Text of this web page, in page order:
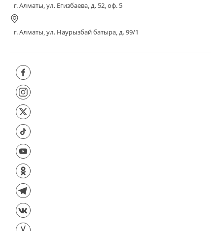
г. Алматы, ул. Егизбаева, д. 52, оф. 5
г. Алматы, ул. Наурызбай батыра, д. 99/1